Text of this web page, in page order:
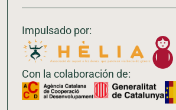
Impulsado por:
Con la colaboración de: